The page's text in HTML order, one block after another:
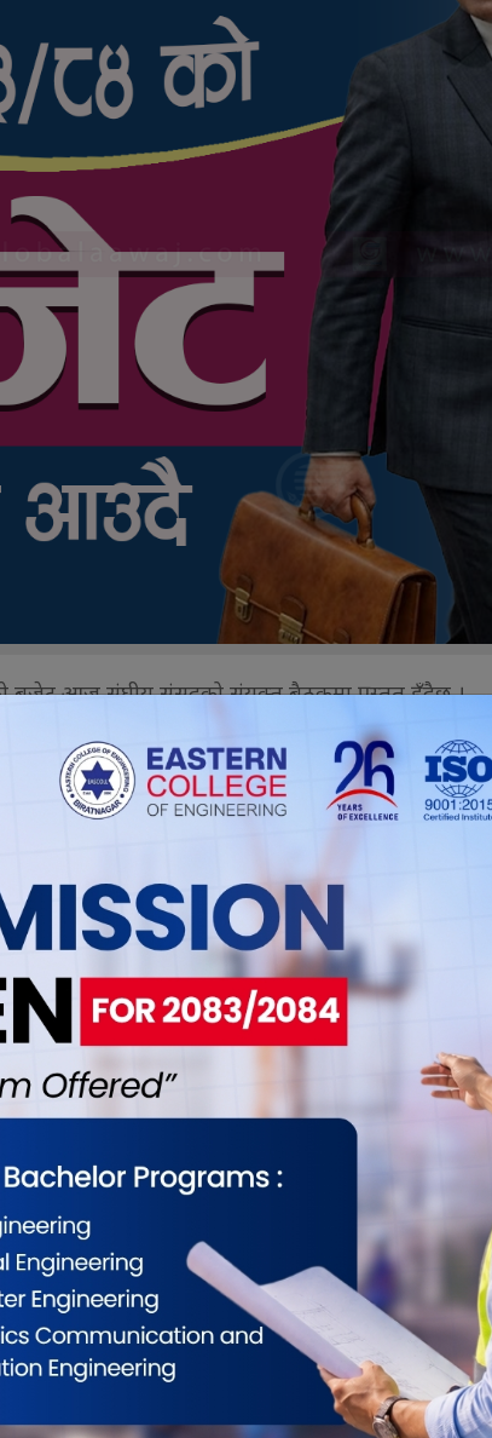
बजेट आज संघीय संसद्को संयुक्त बैठकमा प्रस्तुत हुँदैछ ।
कार्यसूचीअनुसार बैठक आज दिउँसो ४ बजे बस्नेछ ।
२०८३/०८४ को राजस्व र व्ययको वार्षिक अनुमान (बजेट)
तर्फबाट उनले पहिलोपटक संघीय बजेट प्रस्तुत गर्न
प्रस्तुत गर्ने संवैधानिक व्यवस्थाअनुसार सरकारले
गर्न लागेको हो ।
कस्तो महसुस भयो ?
0 0